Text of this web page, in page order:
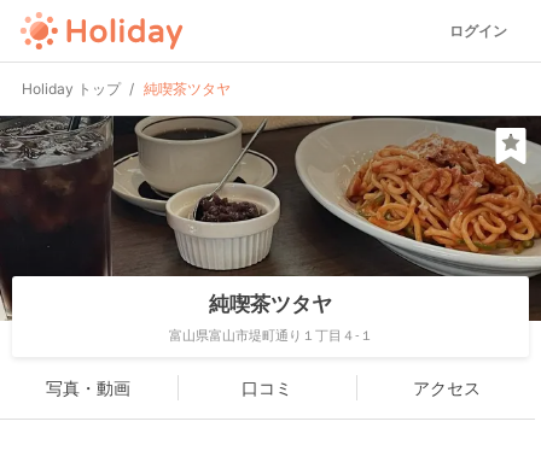
ログイン
Holiday トップ 純喫茶ツタヤ
純喫茶ツタヤ
富山県富山市堤町通り１丁目４-１
写真・動画 口コミ アクセス